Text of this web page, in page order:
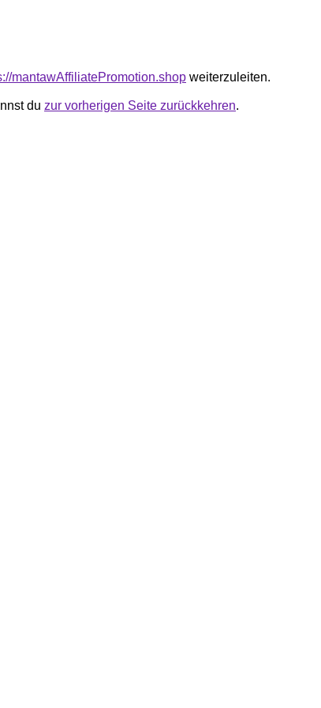
mantawAffiliatePromotion.shop weiterzuleiten.
du zur vorherigen Seite zurückkehren.